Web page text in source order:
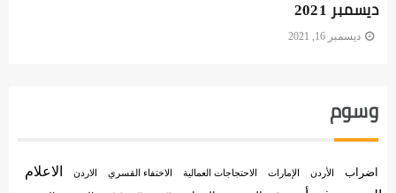
ديسمبر 2021
ديسمبر 16, 2021
وسوم
اضراب الأردن الإمارات الاحتجاجات العمالية الاختفاء القسري الاردن
الاعلام